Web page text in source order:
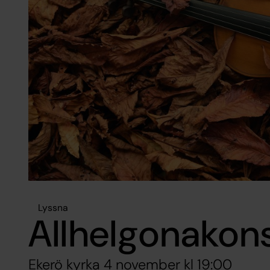
Lyssna
Ekerö kyrka 4 november kl 19:00